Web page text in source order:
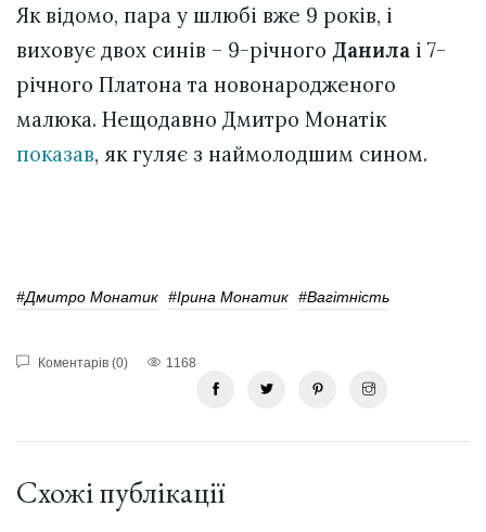
Як відомо, пара у шлюбі вже 9 років, і
виховує двох синів – 9-річного Данила і 7-
річного Платона та новонародженого
малюка. Нещодавно Дмитро Монатік
показав, як гуляє з наймолодшим сином.
#Дмитро Монатик #Ірина Монатик #вагітність
Коментарів (0) 1168
Схожі публікації